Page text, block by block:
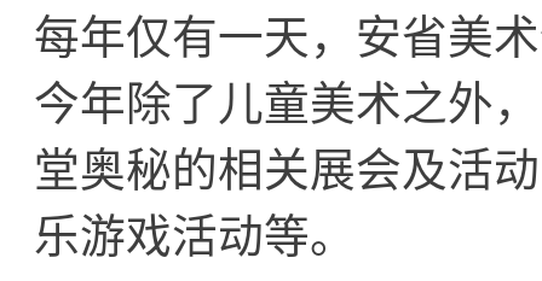
每年仅有一天，安省美
今年除了儿童美术之外
堂奥秘的相关展会及活
乐游戏活动等。